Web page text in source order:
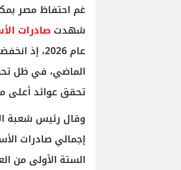
غم احتفاظ مصر
شهدت صادرات
الماضي، في ظل
تحقق عوائد أعلى
وقال رئيس شعبة